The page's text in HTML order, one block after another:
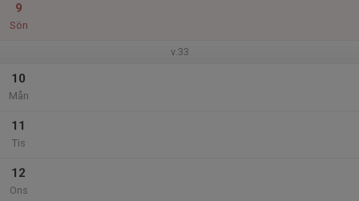
9
Sön
v.33
10
Mån
11
Tis
12
Ons